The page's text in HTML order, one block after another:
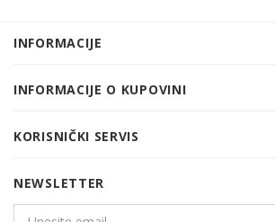
INFORMACIJE
INFORMACIJE O KUPOVINI
KORISNIČKI SERVIS
NEWSLETTER